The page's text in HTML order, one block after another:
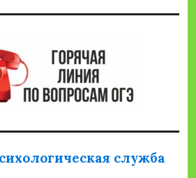
служба